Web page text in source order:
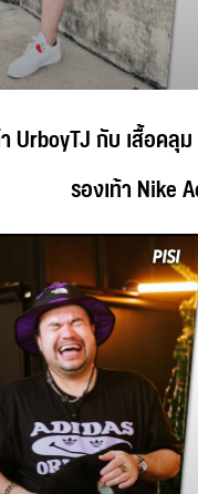
า UrboyTJ กับ เสื้อคลุ
รองเท้า Nike